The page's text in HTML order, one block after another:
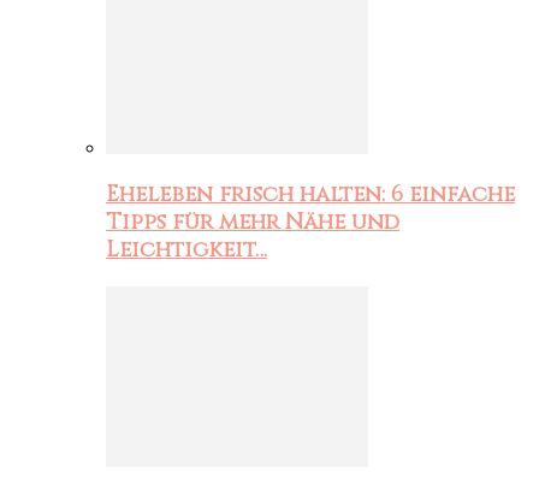
Eheleben frisch halten: 6 einfache
Tipps für mehr Nähe und
Leichtigkeit…